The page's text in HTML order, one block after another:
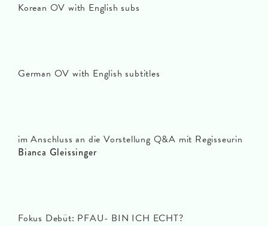
Korean OV with English subs
German OV with English subtitles
im Anschluss an die Vorstellung Q&A mit Regisseurin
Bianca Gleissinger
Fokus Debüt: PFAU- BIN ICH ECHT?